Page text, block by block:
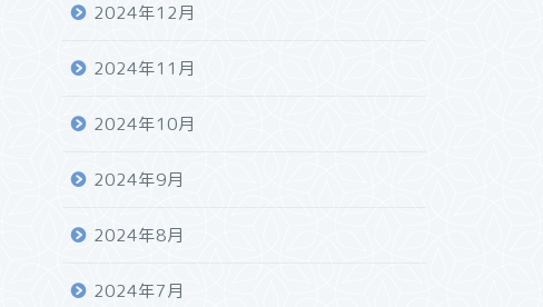
2024年12月
2024年11月
2024年10月
2024年9月
2024年8月
2024年7月